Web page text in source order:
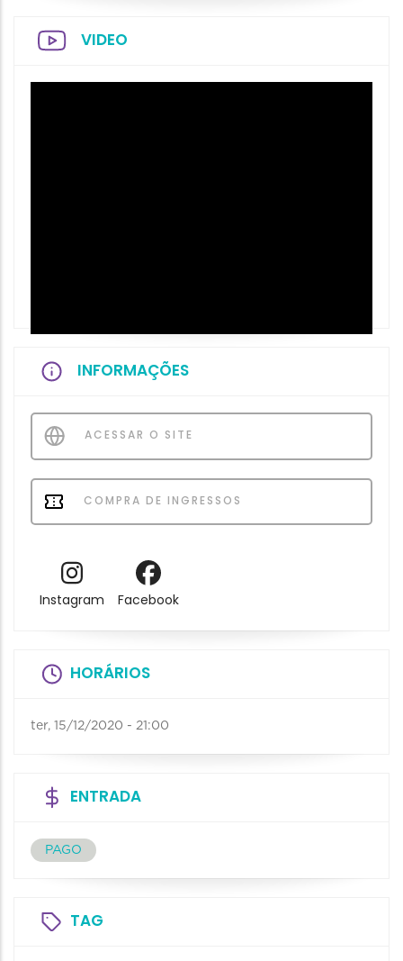
VIDEO
INFORMAÇÕES
ACESSAR O SITE
COMPRA DE INGRESSOS
Instagram Facebook
HORÁRIOS
ter, 15/12/2020 - 21:00
ENTRADA
PAGO
TAG